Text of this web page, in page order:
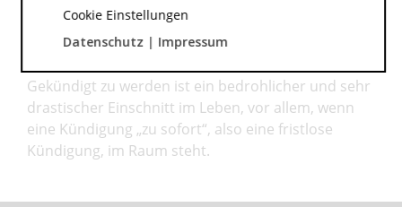
richtige erste Schritte
Gekündigt zu werden ist ein bedrohlicher und sehr
drastischer Einschnitt im Leben, vor allem, wenn
eine Kündigung „zu sofort“, also eine fristlose
Kündigung, im Raum steht.
Cookie Einstellungen
Datenschutz| Impressum